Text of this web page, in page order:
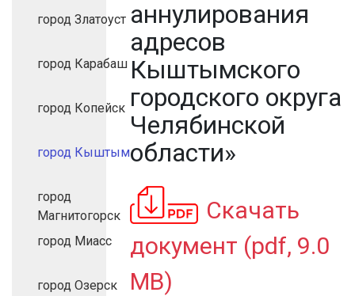
город Златоуст
город Карабаш
город Копейск
город Кыштым
город
Магнитогорск
город Миасс
город Озерск
аннулирования
адресов
Кыштымского
городского округа
Челябинской
области»
Скачать
документ (pdf, 9.0
MB)